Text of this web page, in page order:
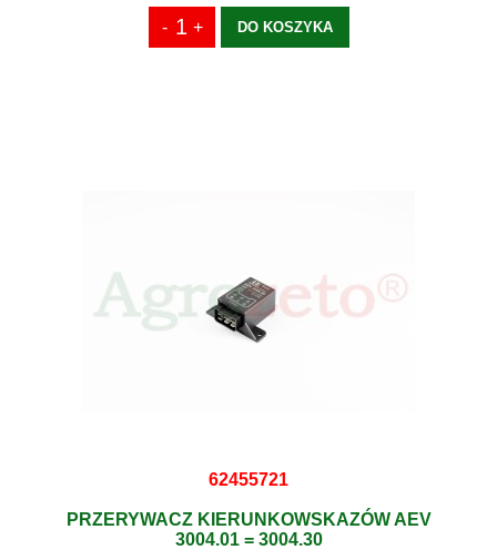
DO KOSZYKA
62455721
PRZERYWACZ KIERUNKOWSKAZÓW AEV
3004.01 = 3004.30